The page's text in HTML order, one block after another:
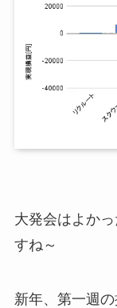
大発会はよか
すね～
新年、第一週